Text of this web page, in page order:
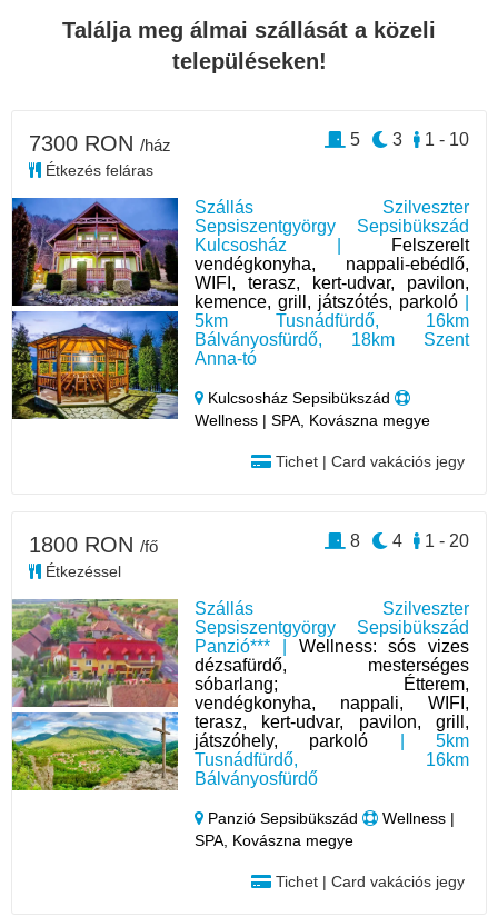
Találja meg álmai szállását a közeli
településeken!
Szállás Szilveszter
Sepsiszentgyörgy Sepsibükszád
Kulcsosház |
Felszerelt
vendégkonyha, nappali-ebédlő,
WIFI, terasz, kert-udvar, pavilon,
kemence, grill, játszótés, parkoló
5km Tusnádfürdő, 16km
Bálványosfürdő, 18km Szent
Anna-tó
Kulcsosház Sepsibükszád
Wellness | SPA, Kovászna megye
Tichet | Card vakációs jegy
7300 RON /ház
Étkezés feláras
1 - 10
3
5
Szállás Szilveszter
Sepsiszentgyörgy Sepsibükszád
Panzió*** | Wellness: sós vizes
dézsafürdő, mesterséges
sóbarlang; Étterem,
vendégkonyha, nappali, WIFI,
terasz, kert-udvar, pavilon, grill,
játszóhely, parkoló | 5km
Tusnádfürdő, 16km
Bálványosfürdő
Panzió Sepsibükszád
Wellness |
SPA, Kovászna megye
Tichet | Card vakációs jegy
1800 RON /fő
Étkezéssel
1 - 20
4
8